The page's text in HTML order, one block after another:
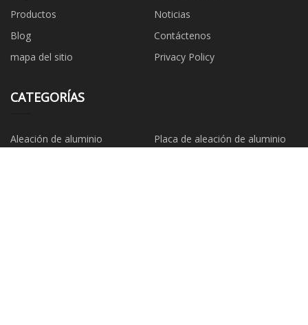
Productos
Noticias
Blog
Contáctenos
mapa del sitio
Privacy Policy
CATEGORÍAS
Aleación de aluminio
Placa de aleación de aluminio